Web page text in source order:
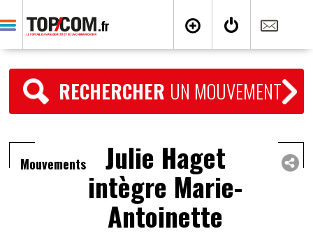
RECHERCHER UN MOUVEMENT
Mouvements Julie Haget
intègre Marie-
Antoinette